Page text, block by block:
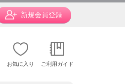
新規会員登録
お気に入り ご利用ガイド